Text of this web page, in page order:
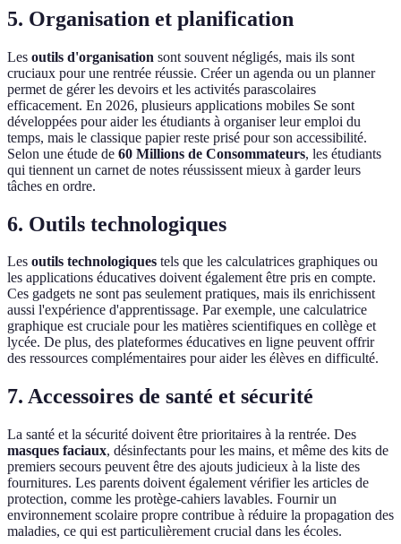
5. Organisation et planification
Les outils d'organisation sont souvent négligés, mais ils sont
cruciaux pour une rentrée réussie. Créer un agenda ou un planner
permet de gérer les devoirs et les activités parascolaires
efficacement. En 2026, plusieurs applications mobiles Se sont
développées pour aider les étudiants à organiser leur emploi du
temps, mais le classique papier reste prisé pour son accessibilité.
Selon une étude de 60 Millions de Consommateurs, les étudiants
qui tiennent un carnet de notes réussissent mieux à garder leurs
tâches en ordre.
6. Outils technologiques
Les outils technologiques tels que les calculatrices graphiques ou
les applications éducatives doivent également être pris en compte.
Ces gadgets ne sont pas seulement pratiques, mais ils enrichissent
aussi l'expérience d'apprentissage. Par exemple, une calculatrice
graphique est cruciale pour les matières scientifiques en collège et
lycée. De plus, des plateformes éducatives en ligne peuvent offrir
des ressources complémentaires pour aider les élèves en difficulté.
7. Accessoires de santé et sécurité
La santé et la sécurité doivent être prioritaires à la rentrée. Des
masques faciaux, désinfectants pour les mains, et même des kits de
premiers secours peuvent être des ajouts judicieux à la liste des
fournitures. Les parents doivent également vérifier les articles de
protection, comme les protège-cahiers lavables. Fournir un
environnement scolaire propre contribue à réduire la propagation des
maladies, ce qui est particulièrement crucial dans les écoles.